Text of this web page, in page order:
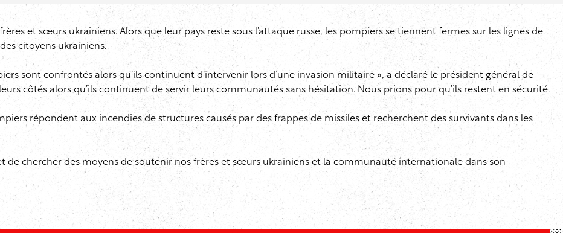
et sœurs ukrainiens. Alors que leur pays reste sous l’attaque russe, les pompiers se tiennent fermes sur les lignes de
citoyens ukrainiens.
sont confrontés alors qu’ils continuent d’intervenir lors d’une invasion militaire », a déclaré le président général de
leurs côtés alors qu’ils continuent de servir leurs communautés sans hésitation. Nous prions pour qu’ils restent en sécurité.
répondent aux incendies de structures causés par des frappes de missiles et recherchent des survivants dans les
de chercher des moyens de soutenir nos frères et sœurs ukrainiens et la communauté internationale dans son